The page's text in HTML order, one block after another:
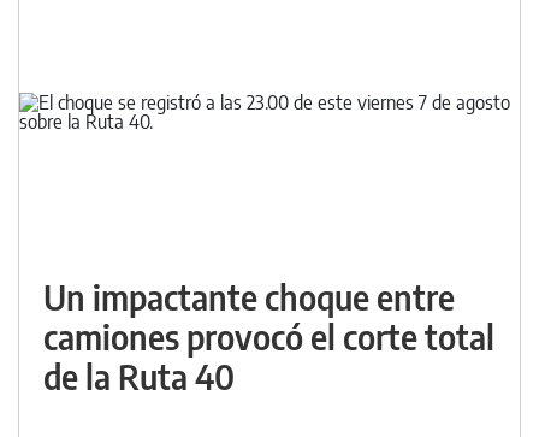
Un impactante choque entre
camiones provocó el corte total
de la Ruta 40